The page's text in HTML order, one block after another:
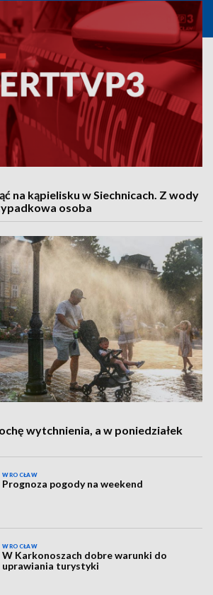
na kąpielisku w Siechnicach. Z wody
osoba
wytchnienia, a w poniedziałek
WROCŁAW
Prognoza pogody na weekend
WROCŁAW
W Karkonoszach dobre warunki do
uprawiania turystyki